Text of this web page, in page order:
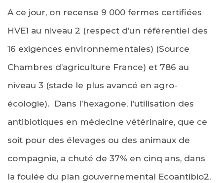
A ce jour, on recense 9 000 fermes certifiées
HVE1 au niveau 2 (respect d’un référentiel des
16 exigences environnementales) (Source
Chambres d’agriculture France) et 786 au
niveau 3 (stade le plus avancé en agro-
écologie). Dans l’hexagone, l’utilisation des
antibiotiques en médecine vétérinaire, que ce
soit pour des élevages ou des animaux de
compagnie, a chuté de 37% en cinq ans, dans
la foulée du plan gouvernemental Ecoantibio2.